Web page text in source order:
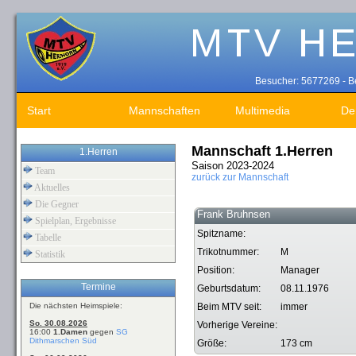
Besucher: 5677269 -
Start Mannschaften Multimedia
1.Herren
Team
Aktuelles
Die Gegner
Spielplan, Ergebnisse
Tabelle
Statistik
Termine
Die nächsten Heimspiele:
So. 30.08.2026
16:00 1.Damen gegen SG
Dithmarschen Süd
Mannschaft 1.Herren
Saison 2023-2024
zurück zur Mannschaft
Frank Bruhnsen
Spitzname:
Trikotnummer:
M
Position:
Manager
Geburtsdatum:
08.11.1976
Beim MTV seit:
immer
Vorherige Vereine:
Größe:
173 cm